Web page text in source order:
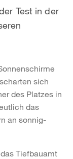
Test in der
sich
des Platzes in
das
an sonnig-
Tiefbauamt